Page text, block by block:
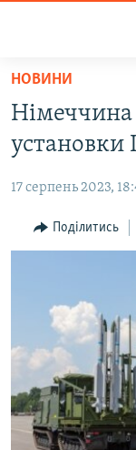
Перейти
основного
матеріалу
Перейти
до
навігації
Перейти
ПОЛІТИКА
БЛОГИ
ВСЕ ЗА ДЕНЬ
СПЕЦПРОЕКТИ
ДЕПОРТАЦІЯ
ВІДЕОУРОКИ
ЯК ОБІЙТИ
Русский
НОВИНИ
Німеччина
установки
17 серпень 2023,
Поділитись